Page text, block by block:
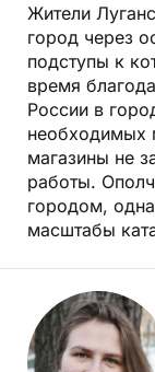
Жители
город через
подступы к
время
России в
необходимых
магазины не
работы.
городом,
масштабы